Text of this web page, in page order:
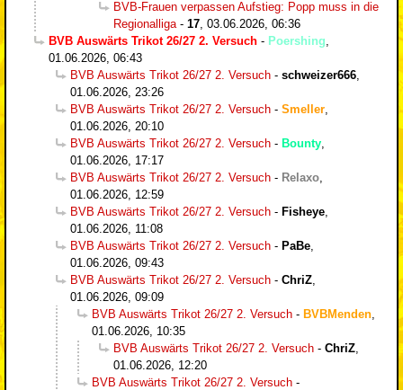
BVB-Frauen verpassen Aufstieg: Popp muss in die
Regionalliga - 17 03.06.2026, 06:36
BVB Auswärts Trikot 26/27 2. Versuch - Poershing
01.06.2026, 06:43
BVB Auswärts Trikot 26/27 2. Versuch - schweizer666
01.06.2026, 23:26
BVB Auswärts Trikot 26/27 2. Versuch - Smeller
01.06.2026, 20:10
BVB Auswärts Trikot 26/27 2. Versuch - Bounty
01.06.2026, 17:17
BVB Auswärts Trikot 26/27 2. Versuch - Relaxo
01.06.2026, 12:59
BVB Auswärts Trikot 26/27 2. Versuch - Fisheye
01.06.2026, 11:08
BVB Auswärts Trikot 26/27 2. Versuch - PaBe
01.06.2026, 09:43
BVB Auswärts Trikot 26/27 2. Versuch - ChriZ
01.06.2026, 09:09
BVB Auswärts Trikot 26/27 2. Versuch - BVBMenden
01.06.2026, 10:35
BVB Auswärts Trikot 26/27 2. Versuch - ChriZ
01.06.2026, 12:20
BVB Auswärts Trikot 26/27 2. Versuch -